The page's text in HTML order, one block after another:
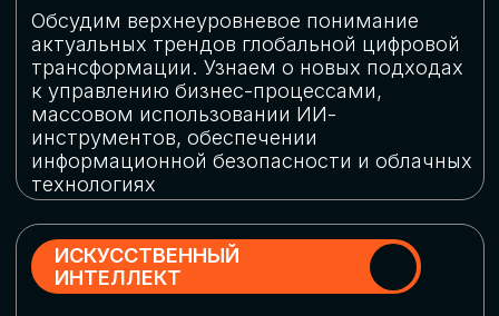
Выясним, как в наши дни уверенно
защищать свой бизнес от киберугроз
РОБОТИЗАЦИЯ
Узнаем, в каких отраслях ИИ
«материализуется», какие роботы
решают сложные бизнес-задачи, а где
только обсуждают концепции
роботизации и потенциальные бюджеты
на тестирование образцов